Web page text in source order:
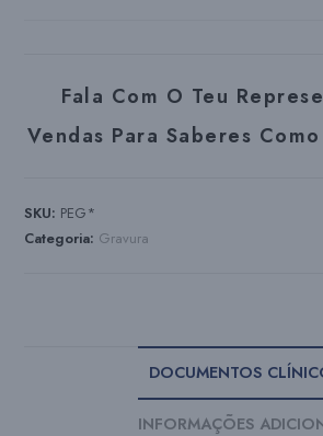
Fala Com O Teu
Vendas Para Saberes
SKU: PEG*
Categoria: Gravura
DOCUMENTOS
INFORMAÇÕES